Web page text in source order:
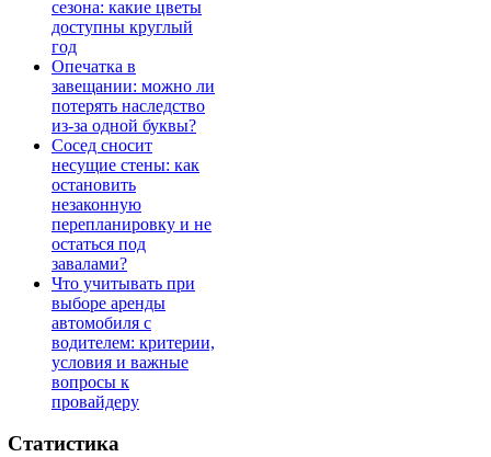
сезона: какие цветы
доступны круглый
год
Опечатка в
завещании: можно ли
потерять наследство
из-за одной буквы?
Сосед сносит
несущие стены: как
остановить
незаконную
перепланировку и не
остаться под
завалами?
Что учитывать при
выборе аренды
автомобиля с
водителем: критерии,
условия и важные
вопросы к
провайдеру
Статистика